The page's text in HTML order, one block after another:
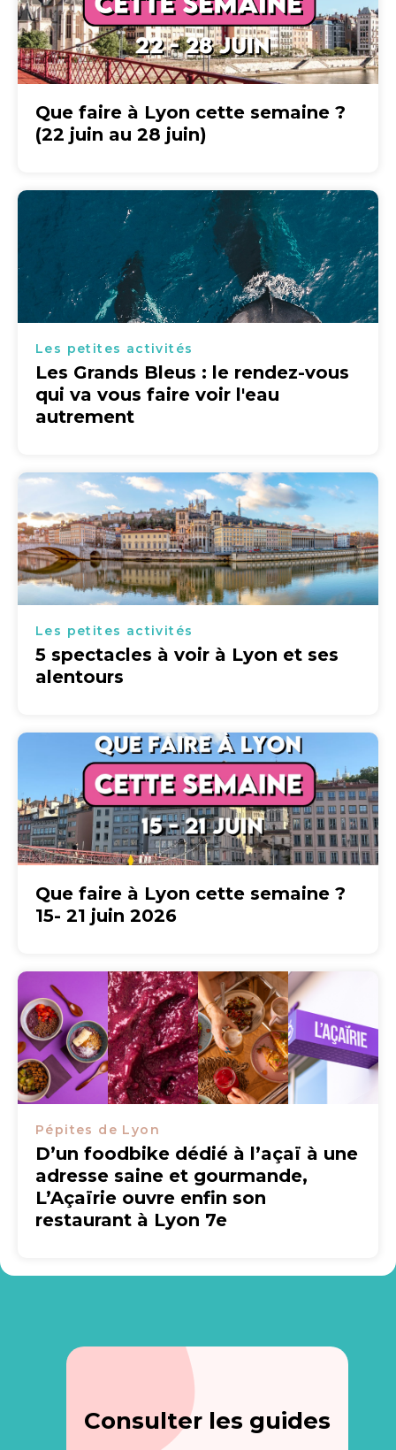
Que faire à Lyon cette semaine ?
(22 juin au 28 juin)
Les petites activités
Les Grands Bleus : le rendez-vous
qui va vous faire voir l'eau
autrement
Les petites activités
5 spectacles à voir à Lyon et ses
alentours
Que faire à Lyon cette semaine ?
15- 21 juin 2026
Pépites de Lyon
D’un foodbike dédié à l’açaï à une
adresse saine et gourmande,
L’Açaïrie ouvre enfin son
restaurant à Lyon 7e
Consulter les guides